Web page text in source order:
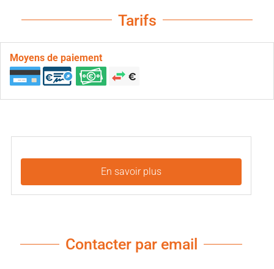
Tarifs
Moyens de paiement
En savoir plus
Contacter par email